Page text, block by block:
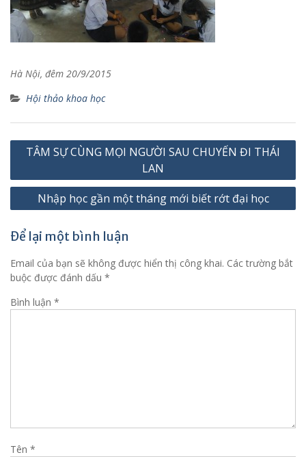
Hà Nội, đêm 20/9/2015
Hội thảo khoa học
Điều
bài
viết
TÂM SỰ CÙNG MỌI NGƯỜI SAU CHUYẾN ĐI THÁI
LAN
Nhập học gần một tháng mới biết rớt đại học
Để lại một bình luận
Email của bạn sẽ không được hiển thị công khai. Các trường bắt
buộc được đánh dấu *
Bình luận *
Tên *